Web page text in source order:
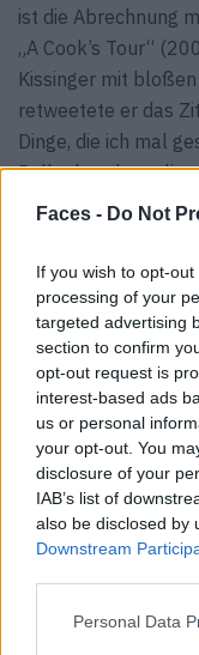
Faces - Do Not
If you wish to opt-
processing of your
targeted advertising
section to confirm
opt-out request is
interest-based ads
us or personal
your opt-out. You
disclosure of your
IAB’s list of
also be disclosed by
Downstream
Personal Data
ist die Abrechnung
„A Cook’s Tour“
Kissinger mit
retweetete er das
Dinge, die ich mal
Rolle des
geheimen
Ben Kiernan,
Program der
bis 150.000
über 500.000
Im Gespräch für ein
Journalist und
Pain”, „Say
Menschen
zu Abend
Lagasse.